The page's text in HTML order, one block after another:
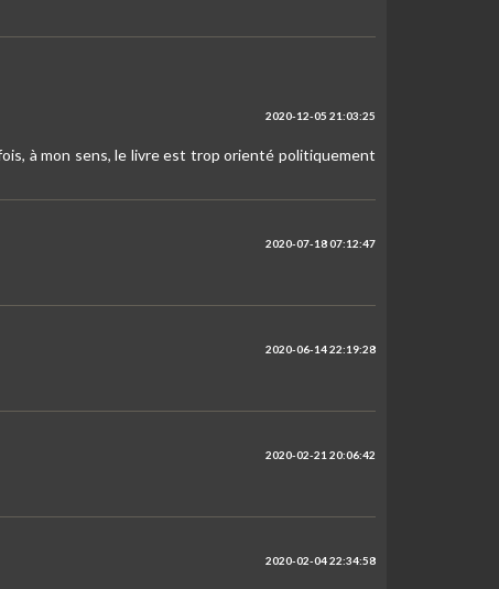
2020-12-05 21:03:25
à mon sens, le livre est trop orienté politiquement
2020-07-18 07:12:47
2020-06-14 22:19:28
2020-02-21 20:06:42
2020-02-04 22:34:58